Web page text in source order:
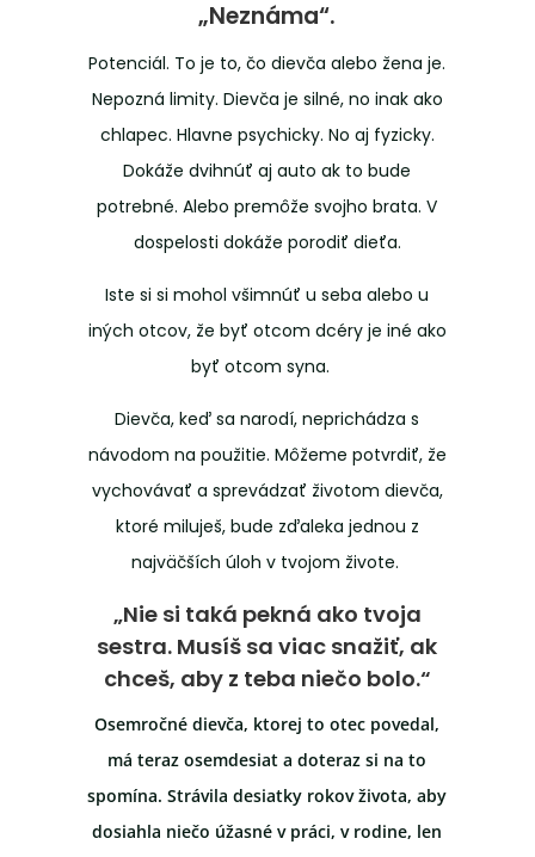
„Neznáma“.
Potenciál. To je to, čo dievča alebo žena je.
Nepozná limity. Dievča je silné, no inak ako
chlapec. Hlavne psychicky. No aj fyzicky.
Dokáže dvihnúť aj auto ak to bude
potrebné. Alebo premôže svojho brata. V
dospelosti dokáže porodiť dieťa.
Iste si si mohol všimnúť u seba alebo u
iných otcov, že byť otcom dcéry je iné ako
byť otcom syna.
Dievča, keď sa narodí, neprichádza s
návodom na použitie. Môžeme potvrdiť, že
vychovávať a sprevádzať životom dievča,
ktoré miluješ, bude zďaleka jednou z
najväčších úloh v tvojom živote.
„Nie si taká pekná ako tvoja
sestra. Musíš sa viac snažiť, ak
chceš, aby z teba niečo bolo.“
Osemročné dievča, ktorej to otec povedal,
má teraz osemdesiat a doteraz si na to
spomína. Strávila desiatky rokov života, aby
dosiahla niečo úžasné v práci, v rodine, len